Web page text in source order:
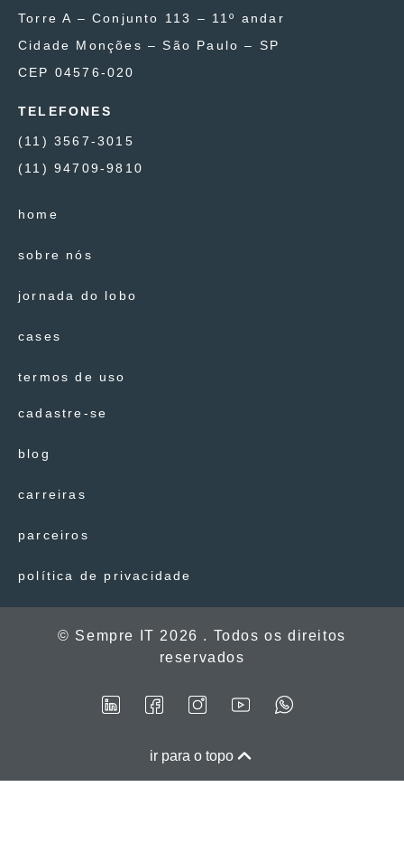
Torre A – Conjunto 113 – 11º andar
Cidade Monções – São Paulo – SP
CEP 04576-020
TELEFONES
(11) 3567-3015
(11) 94709-9810
home
sobre nós
jornada do lobo
cases
termos de uso
cadastre-se
blog
carreiras
parceiros
política de privacidade
© Sempre IT 2026 . Todos os direitos
reservados
ir para o topo